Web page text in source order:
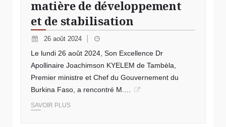
matière de développement
et de stabilisation
26 août 2024
Le lundi 26 août 2024, Son Excellence Dr
Apollinaire Joachimson KYELEM de Tambèla,
Premier ministre et Chef du Gouvernement du
Burkina Faso, a rencontré M.…
SAVOIR PLUS